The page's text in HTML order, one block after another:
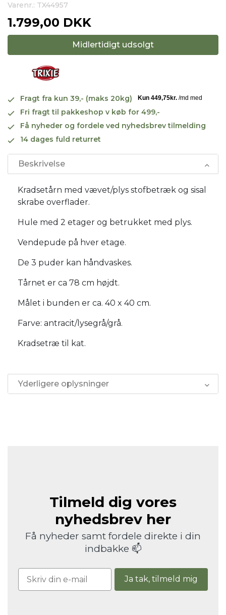
Varenr.: TX44957
1.799,00 DKK
Midlertidigt udsolgt
Fragt fra kun 39,- (maks 20kg)
Fri fragt til pakkeshop v køb for 499,-
Få nyheder og fordele ved nyhedsbrev tilmelding
14 dages fuld returret
Beskrivelse
Kradsetårn med vævet/plys stofbetræk og sisal
skrabe overflader.
Hule med 2 etager og betrukket med plys.
Vendepude på hver etage.
De 3 puder kan håndvaskes.
Tårnet er ca 78 cm højdt.
Målet i bunden er ca. 40 x 40 cm.
Farve: antracit/lysegrå/grå.
Kradsetræ til kat.
Yderligere oplysninger
Tilmeld dig vores
nyhedsbrev her
Få nyheder samt fordele direkte i din
indbakke 📫
Ja tak, tilmeld mig